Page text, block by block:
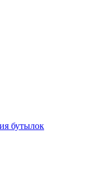
бутылок